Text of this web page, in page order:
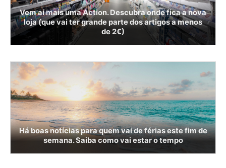
Vem aí mais uma Action. Descubra onde fica a nova
loja (que vai ter grande parte dos artigos a menos
de 2€)
Há boas notícias para quem vai de férias este fim de
semana. Saiba como vai estar o tempo